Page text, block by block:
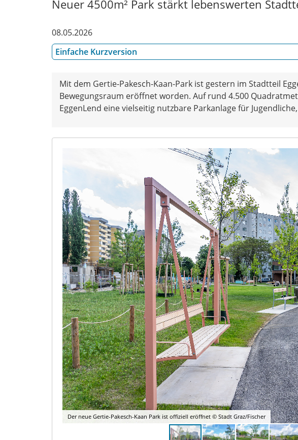
Neuer 4500m² Park stärkt lebenswerten
08.05.2026
Einfache Kurzversion
Mit dem Gertie-Pakesch-Kaan-Park ist gestern im Stadtteil
Bewegungsraum eröffnet worden. Auf rund 4.500
EggenLend eine vielseitig nutzbare Parkanlage für
Der neue Gertie-Pakesch-Kaan Park ist offiziell eröffnet © Stadt Graz/Fischer